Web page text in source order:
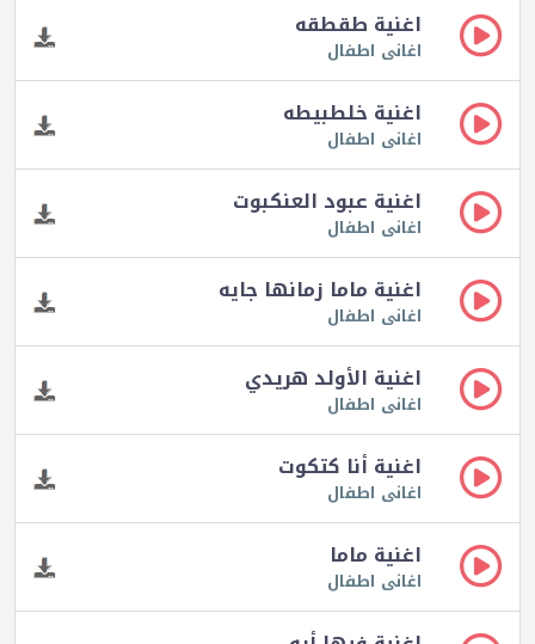
اغنية طقطقه
اغانى اطفال
اغنية خلطبيطه
اغانى اطفال
اغنية عبود العنكبوت
اغانى اطفال
اغنية ماما زمانها جايه
اغانى اطفال
اغنية الأولد هريدي
اغانى اطفال
اغنية أنا كتكوت
اغانى اطفال
اغنية ماما
اغانى اطفال